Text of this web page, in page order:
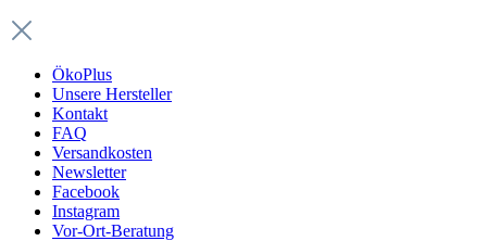
ÖkoPlus
Unsere Hersteller
Kontakt
FAQ
Versandkosten
Newsletter
Facebook
Instagram
Vor-Ort-Beratung